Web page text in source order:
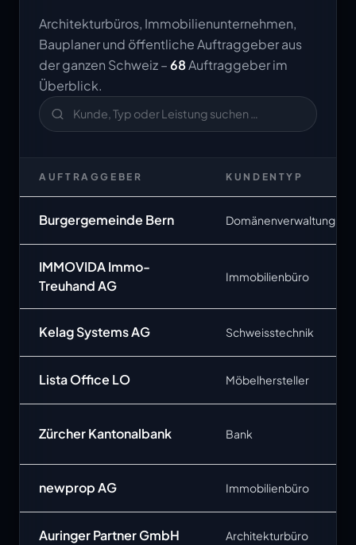
Architekturbüros, Immobilienunternehmen,
Bauplaner und öffentliche Auftraggeber aus
der ganzen Schweiz –68Auftraggeber im
Überblick.
AUFTRAGGEBER KUNDENTYP
Burgergemeinde Bern Domänenverwaltung
IMMOVIDA Immo-
Treuhand AG
Immobilienbüro
Kelag Systems AG Schweisstechnik
Lista Office LO Möbelhersteller
Zürcher Kantonalbank Bank
newprop AG Immobilienbüro
Auringer Partner GmbH Architekturbüro